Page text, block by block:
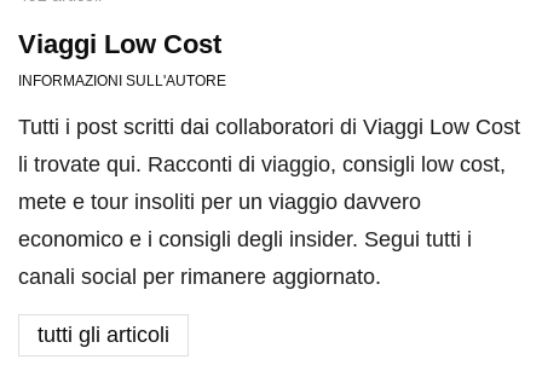
Viaggi Low Cost
INFORMAZIONI SULL'AUTORE
Tutti i post scritti dai collaboratori di Viaggi Low Cost
li trovate qui. Racconti di viaggio, consigli low cost,
mete e tour insoliti per un viaggio davvero
economico e i consigli degli insider. Segui tutti i
canali social per rimanere aggiornato.
tutti gli articoli